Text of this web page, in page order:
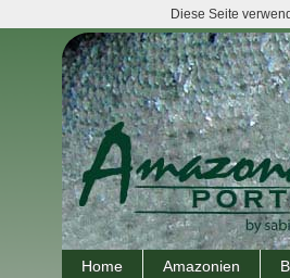
Home Amazonien
Diese Seite